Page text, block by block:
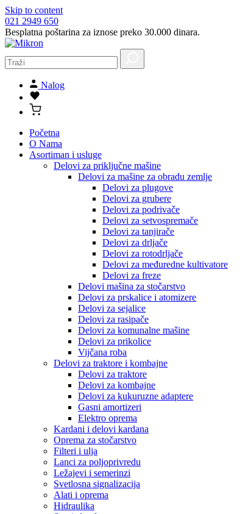
Skip to content
021 2949 650
Besplatna poštarina za iznose preko 30.000 dinara.
Nalog
Početna
O Nama
Asortiman i usluge
Delovi za priključne mašine
Delovi za mašine za obradu zemlje
Delovi za plugove
Delovi za grubere
Delovi za podrivače
Delovi za setvospremače
Delovi za tanjirače
Delovi za drljače
Delovi za rotodrljače
Delovi za međuredne kultivatore
Delovi za freze
Delovi mašina za stočarstvo
Delovi za prskalice i atomizere
Delovi za sejalice
Delovi za rasipače
Delovi za komunalne mašine
Delovi za prikolice
Vijčana roba
Delovi za traktore i kombajne
Delovi za traktore
Delovi za kombajne
Delovi za kukuruzne adaptere
Gasni amortizeri
Elektro oprema
Kardani i delovi kardana
Oprema za stočarstvo
Filteri i ulja
Lanci za poljoprivredu
Ležajevi i semerinzi
Svetlosna signalizacija
Alati i oprema
Hidraulika